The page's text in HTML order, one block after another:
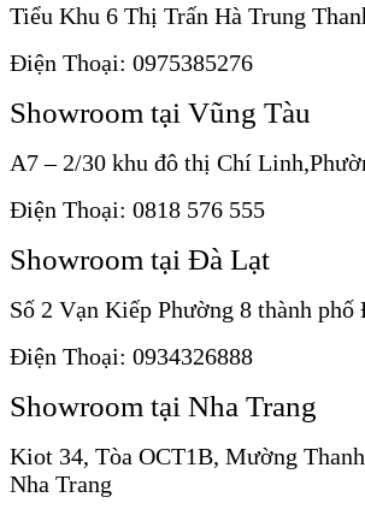
Tiểu Khu 6 Thị Trấn Hà Trung
Điện Thoại: 0975385276
Showroom tại Vũng Tàu
A7 – 2/30 khu đô thị Chí
Điện Thoại: 0818 576 555
Showroom tại Đà Lạt
Số 2 Vạn Kiếp Phường 8 thành phố
Điện Thoại: 0934326888
Showroom tại Nha Trang
Kiot 34, Tòa OCT1B, Mường
Nha Trang